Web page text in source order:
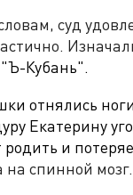
суд
"Ъ-Кубань".
отнялись
Екатерину
и
на спинной мозг.